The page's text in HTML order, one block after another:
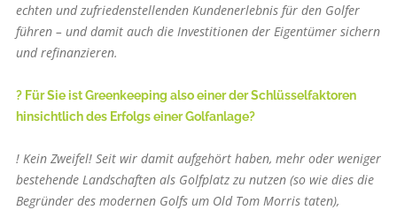
echten und zufriedenstellenden Kundenerlebnis für den Golfer
führen – und damit auch die Investitionen der Eigentümer sichern
und refinanzieren.
? Für Sie ist Greenkeeping also einer der Schlüsselfak­toren
hinsichtlich des Erfolgs einer Golfanlage?
! Kein Zweifel! Seit wir damit aufgehört haben, mehr oder weniger
bestehende Landschaften als Golfplatz zu nutzen (so wie dies die
Begründer des modernen Golfs um Old Tom Morris taten),